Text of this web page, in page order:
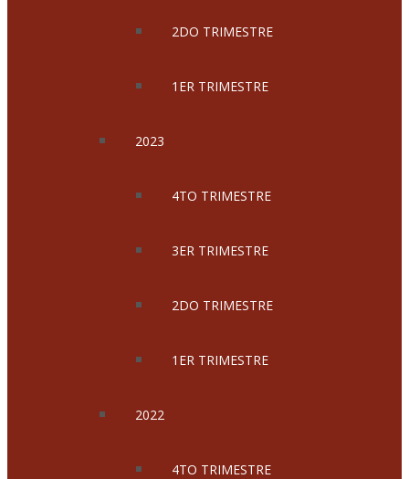
2DO TRIMESTRE
1ER TRIMESTRE
2023
4TO TRIMESTRE
3ER TRIMESTRE
2DO TRIMESTRE
1ER TRIMESTRE
2022
4TO TRIMESTRE